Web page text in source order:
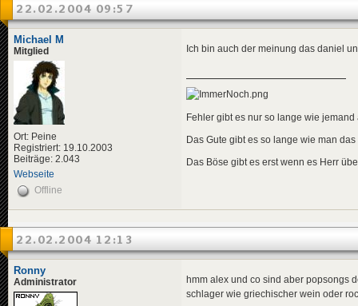
22.02.2004 09:57
Michael M
Mitglied
Ort: Peine
Registriert: 19.10.2003
Beiträge: 2.043
Webseite
Ich bin auch der meinung das daniel
Fehler gibt es nur so lange wie jemand
Das Gute gibt es so lange wie man
Das Böse gibt es erst wenn es Herr
Offline
22.02.2004 12:13
Ronny
Administrator
hmm alex und co sind aber popsongs
schlager wie griechischer wein oder